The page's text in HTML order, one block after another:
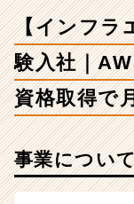
【インフ
験入社｜
資格取得で
事業について